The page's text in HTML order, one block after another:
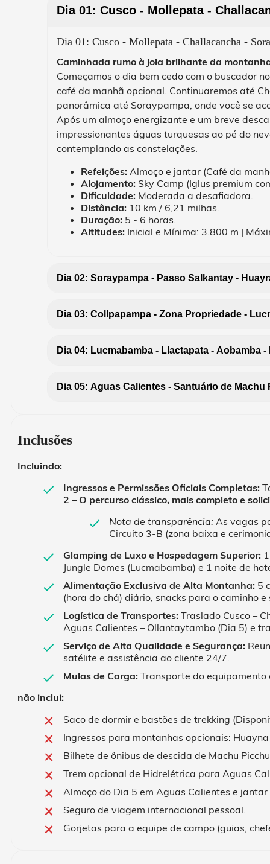
Dia 01: Cusco - Mollepata -
Dia 01: Cusco - Mollepata - Challacancha -
Caminhada rumo à joia brilhante da
Começamos o dia bem cedo com o buscador
café da manhã opcional. Continuaremos até
panorâmica até Soraypampa, onde você se
Após um almoço energizante e um breve
impressionantes águas turquesas ao pé do
contemplando as constelações.
Refeições: Almoço e jantar (Café da
Alojamento: Sky Camp (Iglus premium
Dificuldade: Moderada a desafiadora.
Distância: 10 km / 6,21 milhas.
Duração: 5 - 6 horas.
Altitudes: Inicial e Mínima: 3.800 m |
Dia 02: Soraypampa - Passo Salkantay -
Dia 03: Collpapampa - Zona Propriedade -
Dia 04: Lucmabamba - Llactapata - Aobamba
Dia 05: Aguas Calientes - Santuário de
Inclusões
Incluindo:
Ingressos e Permissões Oficiais Completas:
2 – O percurso clássico, mais completo e
Nota de transparência: As vagas
Circuito 3-B (zona baixa e
Glamping de Luxo e Hospedagem Superior:
Jungle Domes (Lucmabamba) e 1 noite de
Alimentação Exclusiva de Alta Montanha: 5
(hora do chá) diário, snacks para o caminho
Logística de Transportes: Traslado Cusco –
Aguas Calientes – Ollantaytambo (Dia 5) e
Serviço de Alta Qualidade e Segurança:
satélite e assistência ao cliente 24/7.
Mulas de Carga: Transporte do equipamento
não inclui:
Saco de dormir e bastões de trekking
Ingressos para montanhas opcionais:
Bilhete de ônibus de descida de Machu
Trem opcional de Hidrelétrica para Aguas
Almoço do Dia 5 em Aguas Calientes e jantar
Seguro de viagem internacional pessoal.
Gorjetas para a equipe de campo (guias,